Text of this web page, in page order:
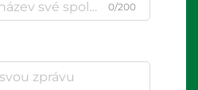
0/200